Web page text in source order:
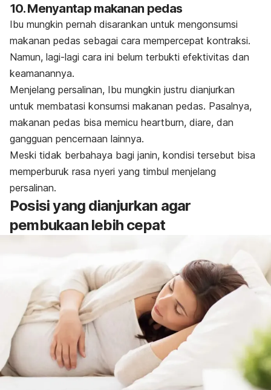
10. Menyantap makanan pedas
Ibu mungkin pernah disarankan untuk mengonsumsi
makanan pedas sebagai cara mempercepat kontraksi.
Namun, lagi-lagi cara ini belum terbukti efektivitas dan
keamanannya.
Menjelang persalinan, Ibu mungkin justru dianjurkan
untuk membatasi konsumsi makanan pedas. Pasalnya,
makanan pedas bisa memicu heartburn, diare, dan
gangguan pencernaan lainnya.
Meski tidak berbahaya bagi janin, kondisi tersebut bisa
memperburuk rasa nyeri yang timbul menjelang
persalinan.
Posisi yang dianjurkan agar
pembukaan lebih cepat